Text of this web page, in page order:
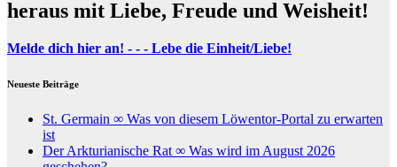
heraus mit Liebe, Freude und Weisheit!
Melde dich hier an! - - - Lebe die Einheit/Liebe!
Neueste Beiträge
St. Germain ∞ Was von diesem Löwentor-Portal zu erwarten
ist
Der Arkturianische Rat ∞ Was wird im August 2026